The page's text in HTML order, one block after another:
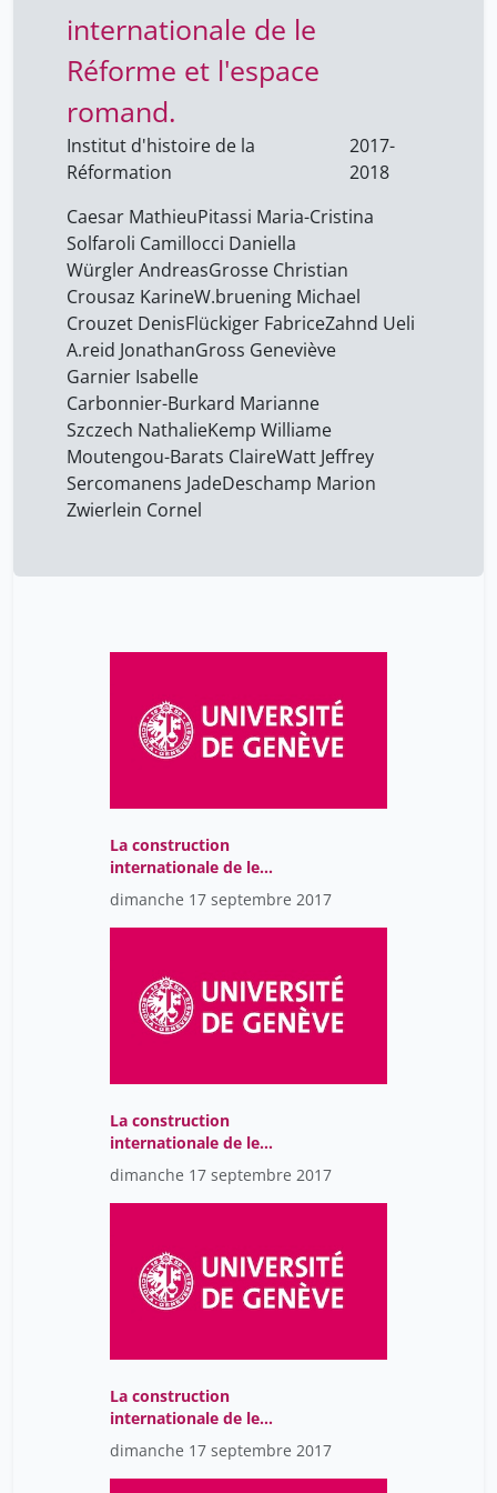
Kemp Williame
Moutengou-Barats Claire
Pitassi Maria-Cristina 9
Solfaroli Camillocci Daniella
Szczech Nathalie
W.bruening Michael 9
Watt Jeffrey
Würgler Andreas
Zahnd Ueli
Zwierlein Cornel
caesar mathieu
internationale de le
Réforme et l'espace
romand.
Institut d'histoire de la
Réformation
2017-
2018
Caesar MathieuPitassi Maria-Cristina
Solfaroli Camillocci Daniella
Würgler AndreasGrosse Christian
Crousaz KarineW.bruening Michael
Crouzet DenisFlückiger FabriceZahnd Ueli
A.reid JonathanGross Geneviève
Garnier Isabelle
Carbonnier-Burkard Marianne
Szczech NathalieKemp Williame
Moutengou-Barats ClaireWatt Jeffrey
Sercomanens JadeDeschamp Marion
Zwierlein Cornel
La construction
internationale de le
Réforme et l'espace
romand.
dimanche 17 septembre 2017
La construction
internationale de le
Réforme et l'espace
romand.
dimanche 17 septembre 2017
La construction
internationale de le
Réforme et l'espace
romand.
dimanche 17 septembre 2017